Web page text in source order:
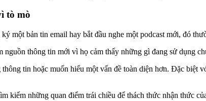
tò mò
một bản tin email hay bắt đầu nghe một podcast mới, đó
thông tin mới vì họ cảm thấy những gì đang sử dụng
tin hoặc muốn hiểu một vấn đề toàn diện hơn. Đặc biệt
kiếm những quan điểm trái chiều để thách thức nhận thức